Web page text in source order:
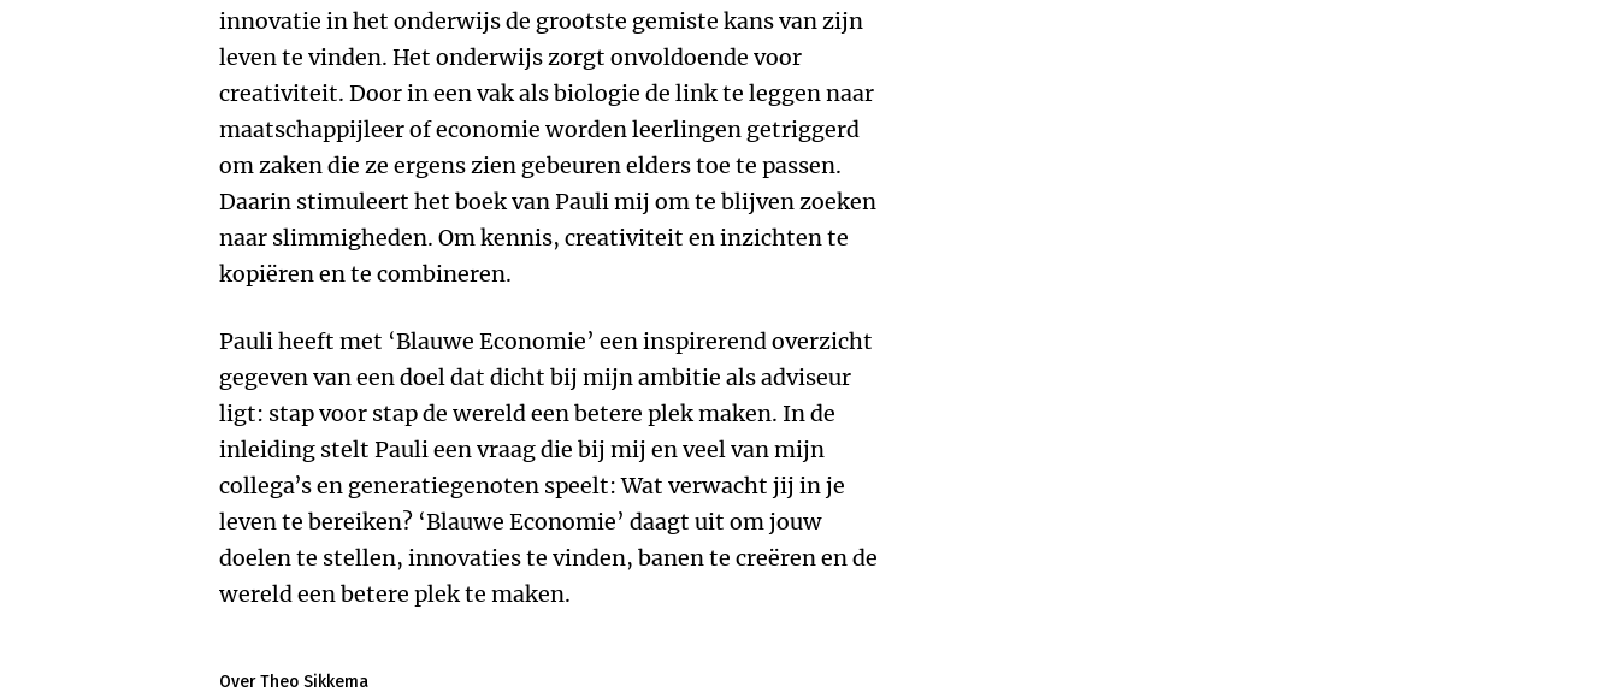
innovatie in het onderwijs de grootste gemiste kans van zijn
leven te vinden. Het onderwijs zorgt onvoldoende voor
creativiteit. Door in een vak als biologie de link te leggen naar
maatschappijleer of economie worden leerlingen getriggerd
om zaken die ze ergens zien gebeuren elders toe te passen.
Daarin stimuleert het boek van Pauli mij om te blijven zoeken
naar slimmigheden. Om kennis, creativiteit en inzichten te
kopiëren en te combineren.
Pauli heeft met ‘Blauwe Economie’ een inspirerend overzicht
gegeven van een doel dat dicht bij mijn ambitie als adviseur
ligt: stap voor stap de wereld een betere plek maken. In de
inleiding stelt Pauli een vraag die bij mij en veel van mijn
collega’s en generatiegenoten speelt: Wat verwacht jij in je
leven te bereiken? ‘Blauwe Economie’ daagt uit om jouw
doelen te stellen, innovaties te vinden, banen te creëren en de
wereld een betere plek te maken.
Over Theo Sikkema